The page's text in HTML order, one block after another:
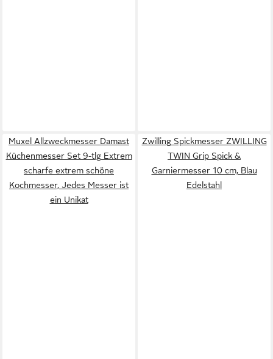
Muxel Allzweckmesser Damast
Küchenmesser Set 9-tlg Extrem
scharfe extrem schöne
Kochmesser, Jedes Messer ist
ein Unikat
Zwilling Spickmesser ZWILLING
TWIN Grip Spick &
Garniermesser 10 cm, Blau
Edelstahl